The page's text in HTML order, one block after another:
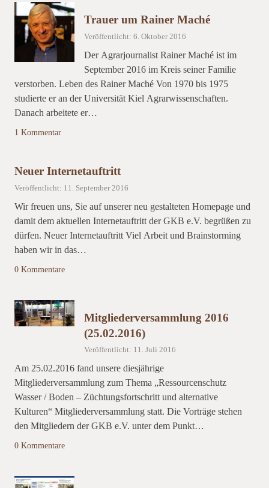
Trauer um Rainer Maché
Veröffentlicht: 6. Oktober 2016
Der Agrarjournalist Rainer Maché ist im
September 2016 im Kreis seiner Familie
verstorben. Leben des Rainer Maché Von 1970 bis 1975
studierte er an der Universität Kiel Agrarwissenschaften.
Danach arbeitete er…
1 Kommentar
Neuer Internetauftritt
Veröffentlicht: 11. September 2016
Wir freuen uns, Sie auf unserer neu gestalteten Homepage und
damit dem aktuellen Internetauftritt der GKB e.V. begrüßen zu
dürfen. Neuer Internetauftritt Viel Arbeit und Brainstorming
haben wir in das…
0 Kommentare
Mitgliederversammlung 2016
(25.02.2016)
Veröffentlicht: 11. Juli 2016
Am 25.02.2016 fand unsere diesjährige
Mitgliederversammlung zum Thema „Ressourcenschutz
Wasser / Boden – Züchtungsfortschritt und alternative
Kulturen“ Mitgliederversammlung statt. Die Vorträge stehen
den Mitgliedern der GKB e.V. unter dem Punkt…
0 Kommentare